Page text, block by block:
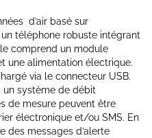
d’air basé sur
un téléphone robuste intégrant
comprend un module
une alimentation électrique.
via le connecteur USB.
un système de débit
de mesure peuvent être
électronique et/ou SMS. En
des messages d’alerte